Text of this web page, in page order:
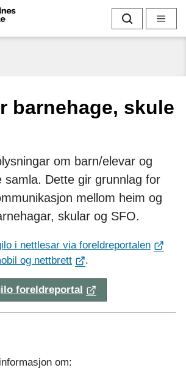
F
o
d
e
s
s
k
u
l
e
Søk Meny
barnehage, skule
om barn/elevar og
samla. Dette gir grunnlag for
mellom heim og
skular og SFO.
i nettlesar via foreldreportalen
og nettbrett .
foreldreportal
om: